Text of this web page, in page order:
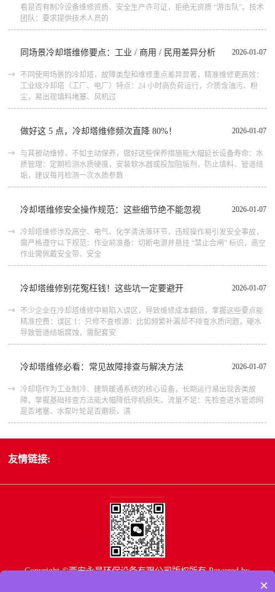
看是否有制冷设备维修资质、安全生产许可证，拒绝无资质 “游击队”。技术
团队：要求提供技术人员的
2026-01-07
同场景冷却塔维修要点：工业 / 商用 / 民用差异分析
不同使用场景的冷却塔，故障类型和维修重点差异显著，精准维修更高效：
工业级冷却塔（工厂、电厂）特点：24 小时高负荷运行，介质含油污、粉
尘，易出现填料堵塞、风机过
2026-01-07
做好这 5 点，冷却塔维修频次直降 80%！
与其被动维修，不如主动保养，做好这些保养措施能大幅延长设备寿命：水
质管理：定期检测水质硬度，安装软水器或投加阻垢剂，防止填料、管道结
垢，建议每月检测一次水质参数
2026-01-07
冷却塔维修安全操作规范：这些细节绝不能忽视
冷却塔维修涉及高空、电气、化学清洗等环节，违规操作易引发安全事故，
需严格遵守以下规范：作业前准备：切断电源并悬挂 “禁止合闸” 标识，高空
作业需佩戴安全带、安全
2026-01-07
冷却塔维修别花冤枉钱！这些坑一定要避开
不少企业在冷却塔维修中易陷入误区，导致维修成本翻倍，掌握这些要点能
精准控费：误区 1：只修不查根源：比如频繁补漏却不排查水质问题，硬水
导致管道结垢腐蚀，需配套安
2026-01-07
冷却塔维修必看：常见故障排查与解决方法
冷却塔作为工业制冷、建筑暖通系统的核心设备，长期运行易出现各类故
障，掌握基础排查方法能大幅降低停机损失。流量不足：先检查进水管滤网
是否堵塞、水泵叶轮是否磨损，清
友情链接:
Copyright ©西安永昊环保设备有限公司版权所有Powered by
×